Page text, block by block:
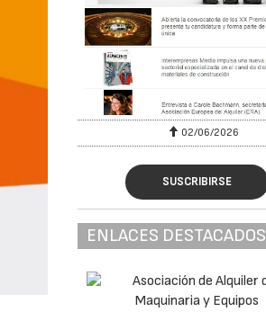
02/06/2026
SUSCRIBIRSE
ENLACES DESTACADOS